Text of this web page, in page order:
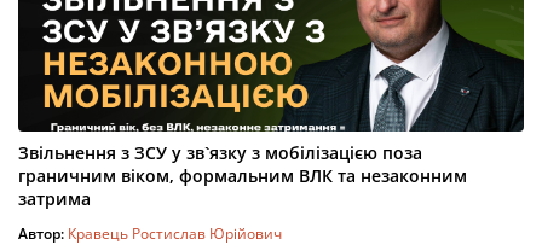
Звільнення з ЗСУ у зв`язку з мобілізацією поза
граничним віком, формальним ВЛК та незаконним
затрима
Автор: Кравець Ростислав Юрійович